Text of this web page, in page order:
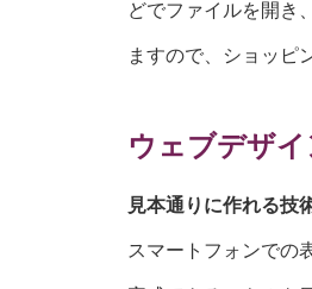
どでファイルを開き
ますので、ショッピ
ウェブデザイ
見本通りに作れる技
スマートフォンでの